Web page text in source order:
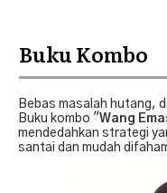
Buku Kombo
Bebas masalah hutang,
Buku kombo "Wang
mendedahkan strategi
santai dan mudah